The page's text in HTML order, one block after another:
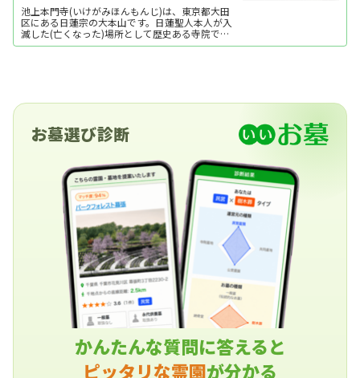
池上本門寺(いけがみほんもんじ)は、東京都大田
区にある日蓮宗の大本山です。日蓮聖人本人が入
滅した(亡くなった)場所として歴史ある寺院で、
参道の桜や重要文化財の五重塔などでも有名で
お墓選び診断
かんたんな質問に答えると
ピッタリな霊園が分かる